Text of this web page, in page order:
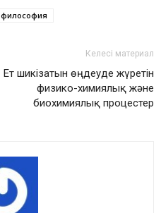
философия
Келесі материал
Ет шикізатын өңдеуде жүретін
физико-химиялық және
биохимиялық процестер